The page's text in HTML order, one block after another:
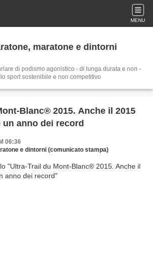
MENU
maratone e dintorni
di podismo agonistico - di lunga durata e non -
sport sostenibile e non competitivo
Blanc® 2015. Anche il 2015
anno dei record
06:36
e dintorni (comunicato stampa)